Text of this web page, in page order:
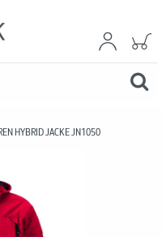
HYBRID JACKE JN1050